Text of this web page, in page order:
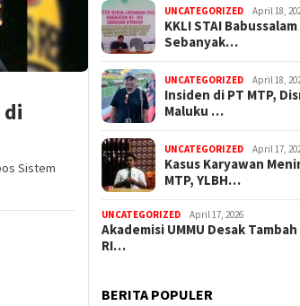
di
Sistem
UNCATEGORIZED April 18,
KKLI STAI
Sebanyak…
UNCATEGORIZED April 18,
Insiden di PT MTP,
Maluku …
UNCATEGORIZED April 17,
Kasus Karyawan
MTP, YLBH…
UNCATEGORIZED April 17, 2026
Akademisi UMMU Desak Tambah
RI…
BERITA POPULER